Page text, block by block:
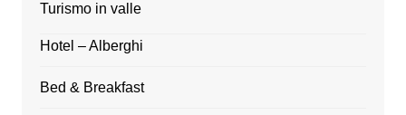
Turismo in valle
Hotel – Alberghi
Bed & Breakfast